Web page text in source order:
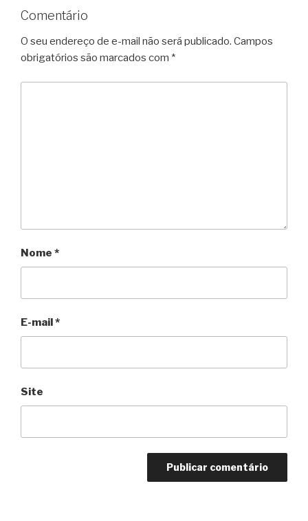
Comentário
O seu endereço de e-mail não será publicado. Campos
obrigatórios são marcados com *
Nome *
E-mail*
Site